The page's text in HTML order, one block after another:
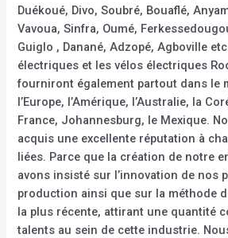
Duékoué, Divo, Soubré, Bouaflé,
Vavoua, Sinfra, Oumé,
Guiglo , Danané, Adzopé, Agboville
électriques et les vélos électriques
fourniront également partout dans le
l’Europe, l’Amérique, l’Australie, la
France, Johannesburg, le Mexique.
acquis une excellente réputation à
liées. Parce que la création de notre
avons insisté sur l’innovation de nos
production ainsi que sur la méthode
la plus récente, attirant une quantité
talents au sein de cette industrie.